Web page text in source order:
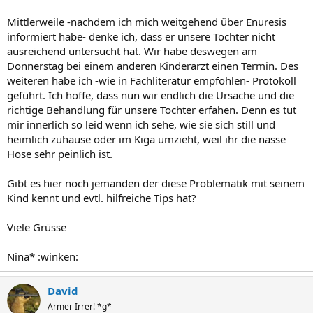
Mittlerweile -nachdem ich mich weitgehend über Enuresis
informiert habe- denke ich, dass er unsere Tochter nicht
ausreichend untersucht hat. Wir habe deswegen am
Donnerstag bei einem anderen Kinderarzt einen Termin. Des
weiteren habe ich -wie in Fachliteratur empfohlen- Protokoll
geführt. Ich hoffe, dass nun wir endlich die Ursache und die
richtige Behandlung für unsere Tochter erfahen. Denn es tut
mir innerlich so leid wenn ich sehe, wie sie sich still und
heimlich zuhause oder im Kiga umzieht, weil ihr die nasse
Hose sehr peinlich ist.
Gibt es hier noch jemanden der diese Problematik mit seinem
Kind kennt und evtl. hilfreiche Tips hat?
Viele Grüsse
Nina* :winken:
David
Armer Irrer! *g*